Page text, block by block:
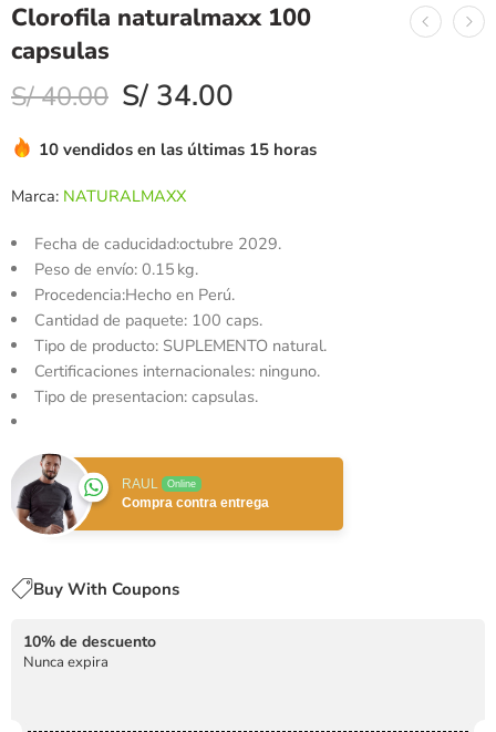
Clorofila naturalmaxx 100
capsulas
S/40.00 S/ 34.00
10 vendidos en las últimas 15 horas
Marca: NATURALMAXX
Fecha de caducidad:octubre 2029.
Peso de envío:0.15 kg.
Procedencia:Hecho en Perú.
Cantidad de paquete: 100 caps.
Tipo de producto: SUPLEMENTO natural.
Certificaciones internacionales: ninguno.
Tipo de presentacion: capsulas.
RAUL Online
Compra contra entrega
Buy With Coupons
10% de descuento
Nunca expira